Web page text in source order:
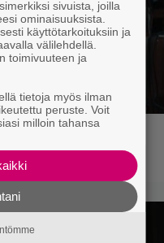
sivuista, joilla
ominaisuuksista.
käyttötarkoituksiin ja
välilehdellä.
toimivuuteen ja
tietoja myös ilman
peruste. Voit
milloin tahansa